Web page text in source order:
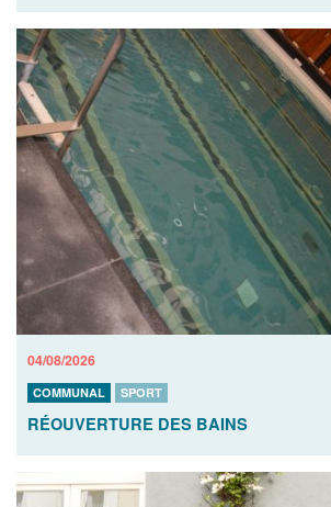
04/08/2026
COMMUNAL SPORT
RÉOUVERTURE DES BAINS